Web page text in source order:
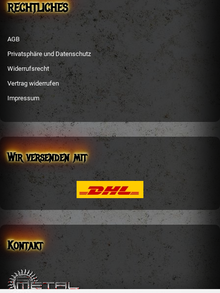
RECHTLICHES
AGB
Privatsphäre und Datenschutz
Widerrufsrecht
Vertrag widerrufen
Impressum
Wir versenden mit
Kontakt